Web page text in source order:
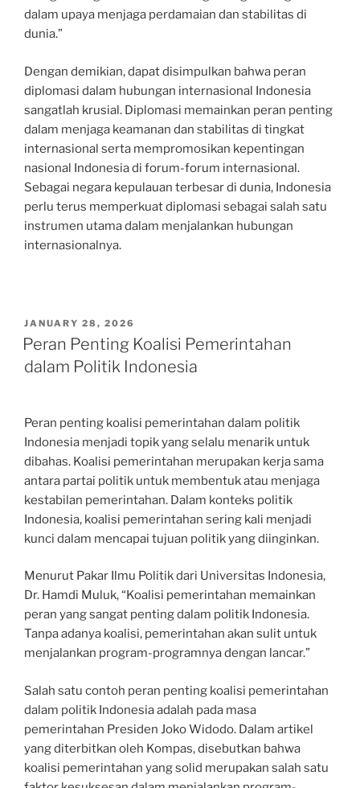
dalam upaya menjaga perdamaian dan stabilitas di
dunia.”
Dengan demikian, dapat disimpulkan bahwa peran
diplomasi dalam hubungan internasional Indonesia
sangatlah krusial. Diplomasi memainkan peran penting
dalam menjaga keamanan dan stabilitas di tingkat
internasional serta mempromosikan kepentingan
nasional Indonesia di forum-forum internasional.
Sebagai negara kepulauan terbesar di dunia, Indonesia
perlu terus memperkuat diplomasi sebagai salah satu
instrumen utama dalam menjalankan hubungan
internasionalnya.
POSTED
ON
JANUARY 28, 2026
Peran Penting Koalisi Pemerintahan
dalam Politik Indonesia
Peran penting koalisi pemerintahan dalam politik
Indonesia menjadi topik yang selalu menarik untuk
dibahas. Koalisi pemerintahan merupakan kerja sama
antara partai politik untuk membentuk atau menjaga
kestabilan pemerintahan. Dalam konteks politik
Indonesia, koalisi pemerintahan sering kali menjadi
kunci dalam mencapai tujuan politik yang diinginkan.
Menurut Pakar Ilmu Politik dari Universitas Indonesia,
Dr. Hamdi Muluk, “Koalisi pemerintahan memainkan
peran yang sangat penting dalam politik Indonesia.
Tanpa adanya koalisi, pemerintahan akan sulit untuk
menjalankan program-programnya dengan lancar.”
Salah satu contoh peran penting koalisi pemerintahan
dalam politik Indonesia adalah pada masa
pemerintahan Presiden Joko Widodo. Dalam artikel
yang diterbitkan oleh Kompas, disebutkan bahwa
koalisi pemerintahan yang solid merupakan salah satu